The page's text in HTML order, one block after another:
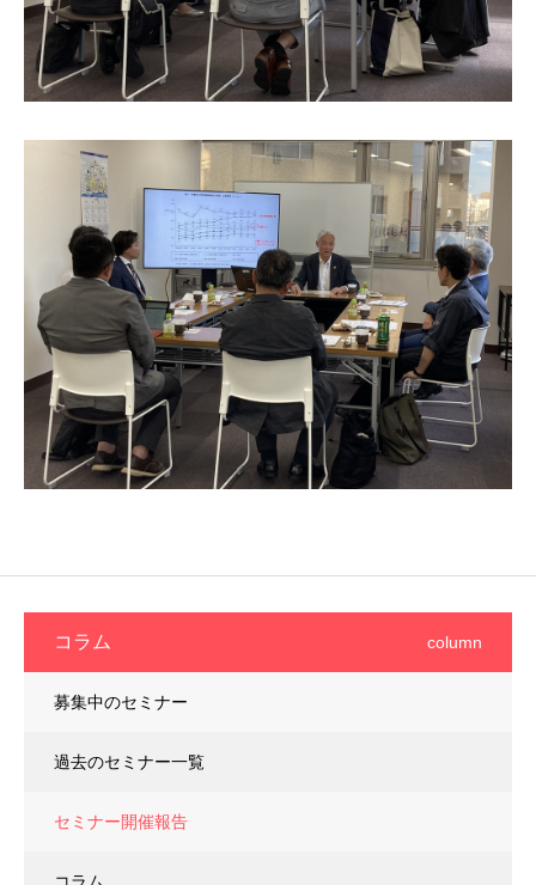
コラム column
募集中のセミナー
過去のセミナー一覧
セミナー開催報告
コラム